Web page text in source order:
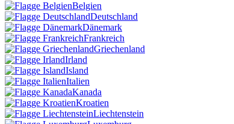
Belgien
Deutschland
Dänemark
Frankreich
Griechenland
Irland
Island
Italien
Kanada
Kroatien
Liechtenstein